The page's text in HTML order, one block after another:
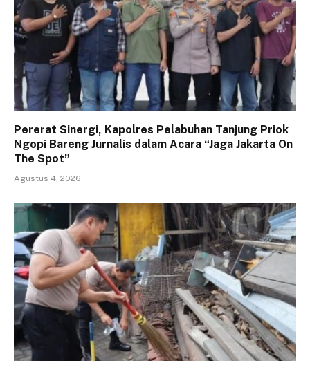
Pererat Sinergi, Kapolres Pelabuhan Tanjung Priok
Ngopi Bareng Jurnalis dalam Acara “Jaga Jakarta On
The Spot”
Agustus 4, 2026